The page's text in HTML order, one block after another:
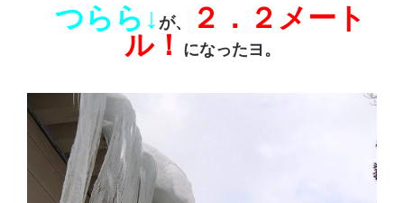
つらら↓ が、 ２．２メート
ル！ になったヨ。